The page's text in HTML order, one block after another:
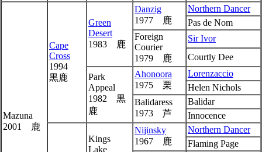
Mazuna
2001 鹿
Cape
Cross
1994
黒鹿
Green
Desert
1983 鹿
Danzig
1977 鹿
Northern Dancer
Pas de Nom
Foreign
Courier
1979 鹿
Sir Ivor
Courtly Dee
Park
Appeal
1982 黒
鹿
Ahonoora
1975 栗
Lorenzaccio
Helen Nichols
Balidaress
1973 芦
Balidar
Innocence
Kings
Lake
Nijinsky
1967 鹿
Northern Dancer
Flaming Page